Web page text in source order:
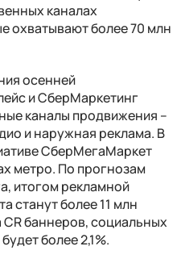
каналах
охватывают более 70 млн
осенней
и СберМаркетинг
каналы продвижения –
и наружная реклама. В
СберМегаМаркет
метро. По прогнозам
итогом рекламной
станут более 11 млн
CR баннеров, социальных
более 2,1%.